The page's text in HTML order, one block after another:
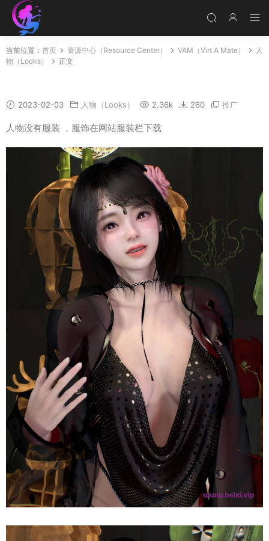
当前位置： 首页 资源中心（Resource Center） VAM（Virt A Mate）
人
物（Looks）
正文
2023-02-03 人物（Looks） 2.36k 260 推广
人物没有服装 ，服饰在网站服装栏下载